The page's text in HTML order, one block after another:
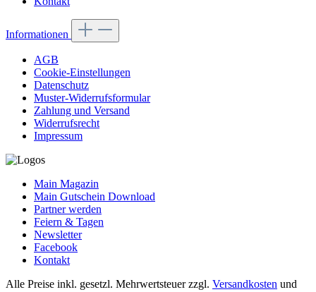
Informationen
AGB
Cookie-Einstellungen
Datenschutz
Muster-Widerrufsformular
Zahlung und Versand
Widerrufsrecht
Impressum
Main Magazin
Main Gutschein Download
Partner werden
Feiern & Tagen
Newsletter
Facebook
Kontakt
Alle Preise inkl. gesetzl. Mehrwertsteuer zzgl. Versandkosten und